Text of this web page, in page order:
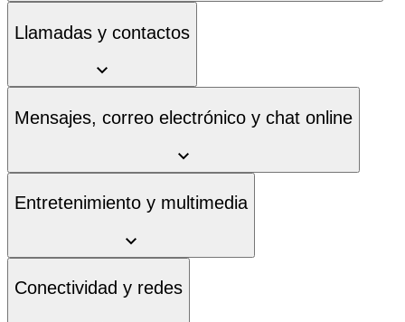
Llamadas y contactos
Mensajes, correo electrónico y chat online
Entretenimiento y multimedia
Conectividad y redes